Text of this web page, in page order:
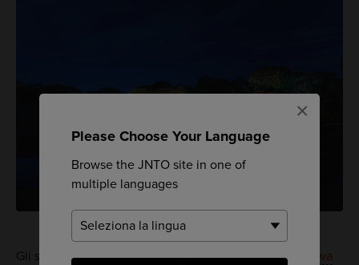
Please Choose Your Language
Browse the JNTO site in one of
multiple languages
×
Gli spettacolari Giardini diRikugien e diKyu-Furukawa